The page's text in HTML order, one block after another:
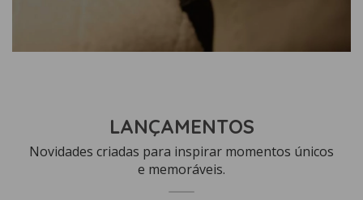
LANÇAMENTOS
Novidades criadas para inspirar momentos únicos
e memoráveis.